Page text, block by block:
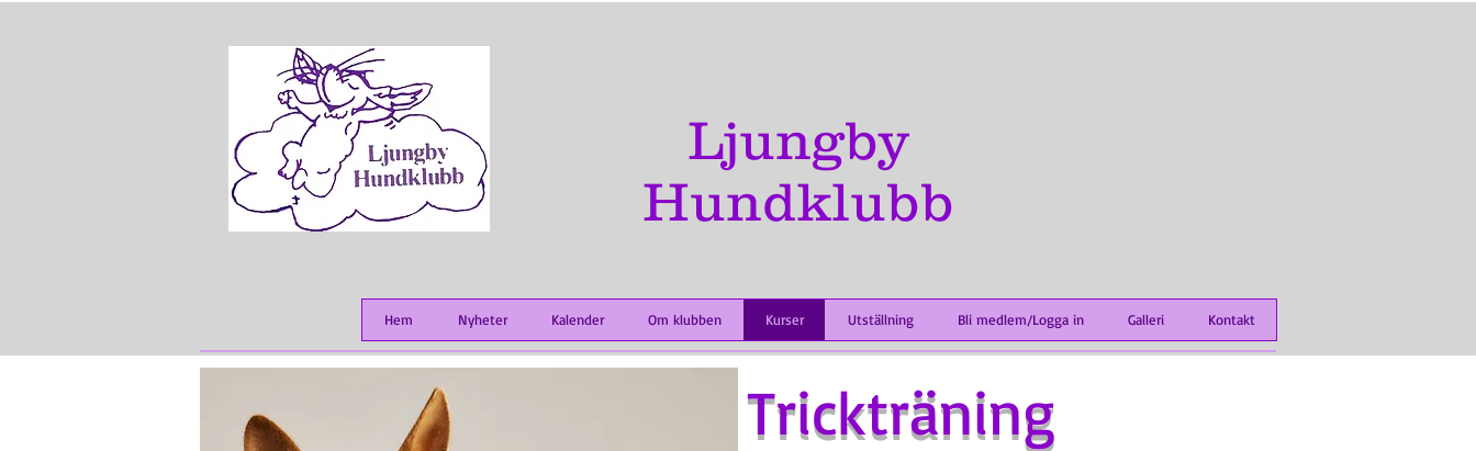
Ljungby
Hundklubb
Hem Nyheter Kalender Om klubben Kurser Utställning Bli medlem/Logga in Galleri Kontakt
Trickträning